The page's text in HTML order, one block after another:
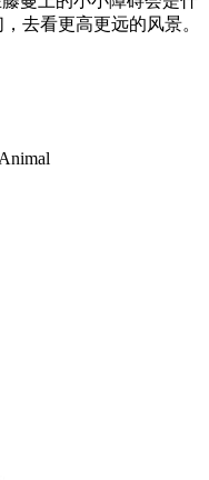
去看更高更远的风景。